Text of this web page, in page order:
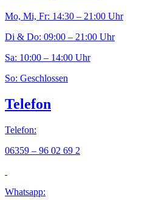
Mo, Mi, Fr: 14:30 – 21:00 Uhr
Di & Do: 09:00 – 21:00 Uhr
Sa: 10:00 – 14:00 Uhr
So: Geschlossen
Telefon
Telefon:
06359 – 96 02 69 2
Whatsapp: